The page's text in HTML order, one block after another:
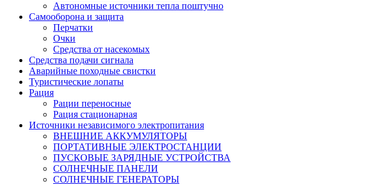
Автономные источники тепла поштучно
Самооборона и защита
Перчатки
Очки
Средства от насекомых
Средства подачи сигнала
Аварийные походные свистки
Туристические лопаты
Рация
Рации переносные
Рация стационарная
Источники независимого электропитания
ВНЕШНИЕ АККУМУЛЯТОРЫ
ПОРТАТИВНЫЕ ЭЛЕКТРОСТАНЦИИ
ПУСКОВЫЕ ЗАРЯДНЫЕ УСТРОЙСТВА
СОЛНЕЧНЫЕ ПАНЕЛИ
СОЛНЕЧНЫЕ ГЕНЕРАТОРЫ